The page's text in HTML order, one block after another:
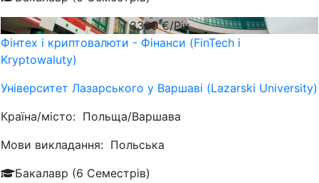
3300€/Рік
Фінтех і криптовалюти - Фінанси (FinTech i
Kryptowaluty)
Університет Лазарського у Варшаві (Lazarski University)
Країна/місто: Польща/Варшава
Мови викладання: Польська
Бакалавр (6 Семестрів)